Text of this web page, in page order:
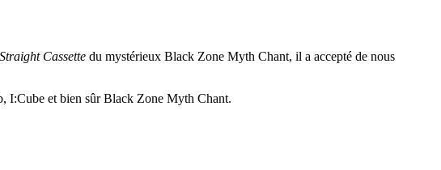
Straight Cassette du mystérieux Black Zone Myth Chant, il a accepté de nous
I:Cube et bien sûr Black Zone Myth Chant.